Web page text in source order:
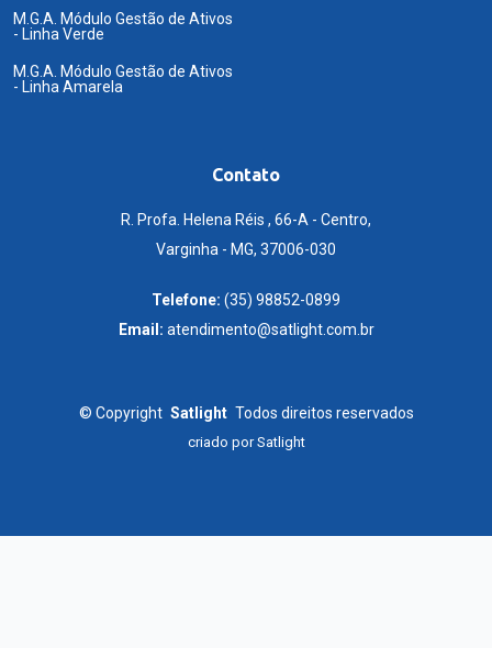
M.G.A. Módulo Gestão de Ativos
- Linha Verde
M.G.A. Módulo Gestão de Ativos
- Linha Amarela
Contato
R. Profa. Helena Réis , 66-A - Centro,
Varginha - MG, 37006-030
Telefone: (35) 98852-0899
Email: atendimento@satlight.com.br
© Copyright Satlight Todos direitos reservados
criado porSatlight